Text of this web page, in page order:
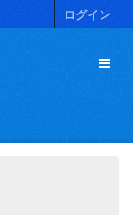
ログイン